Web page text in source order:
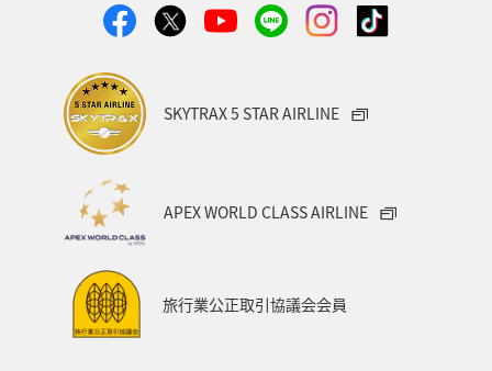
SKYTRAX 5 STAR AIRLINE
APEX WORLD CLASS AIRLINE
旅行業公正取引協議会会員